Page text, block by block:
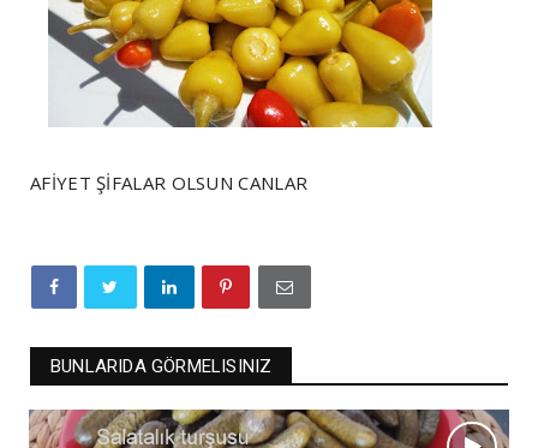
AFİYET ŞİFALAR OLSUN CANLAR
BUNLARIDA GÖRMELISINIZ